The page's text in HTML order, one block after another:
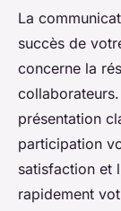
La
succès de
concerne la
présentation
participation
satisfaction et
rapidement